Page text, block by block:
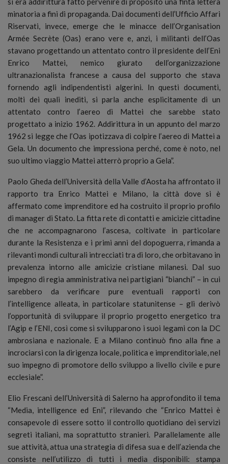
minatoria a fini di propaganda. Dai documenti dell’Ufficio Affari
Riservati, invece, emerge che le minacce dell’Organisation
Armée Secrète (Oas) erano vere e, anzi, i militanti dell’Oas
stavano progettando un attentato contro il presidente dell’Eni
Enrico Mattei, nemico giurato dell’organizzazione
ultranazionalista francese a causa del supporto che stava
fornendo agli indipendentisti algerini. In questi documenti,
molti dei quali inediti, si parla anche esplicitamente di un
attentato contro l’aereo di Mattei che sarebbe stato
progettato a inizio 1962. Addirittura in un appunto del marzo
1962 si legge che l’Oas ipotizzava di colpire l’aereo di Mattei a
Gela. Un documento che impressiona perché, come è noto, nel
suo ultimo viaggio Mattei atterrò proprio a Gela”.
Paolo Gheda dell’Università della Valle d’Aosta ha affrontato il
rapporto tra Enrico Mattei e Milano, la città dove si è
affermato come imprenditore ed ha costruito il proprio profilo
di manager di Stato. La fitta rete di contatti e amicizie cittadine
che ne accompagnarono l’ascesa, coltivate in particolare
durante la Resistenza e i primi anni del dopoguerra, rimanda a
rilevanti mondi culturali intrecciati tra di loro, che orbitavano in
prevalenza intorno alle amicizie cristiane milanesi. Dal suo
impegno di regia amministrativa nei partigiani “bianchi” – in cui
sarebbero da verificare pure eventuali rapporti con
l’intelligence alleata, in particolare statunitense – gli derivò
l’opportunità di sviluppare il proprio progetto energetico tra
l’Agip e l’ENI, così come si svilupparono i suoi legami con la DC
ambrosiana e nazionale. E a Milano continuò fino alla fine a
incrociarsi con la dirigenza locale, politica e imprenditoriale, nel
suo impegno di promotore dello sviluppo a livello civile e pure
ecclesiale”.
Elio Frescani dell’Università di Salerno ha approfondito il tema
“Media, intelligence ed Eni”, rilevando che “Enrico Mattei è
consapevole di essere sotto il controllo quotidiano dei servizi
segreti italiani, ma soprattutto stranieri. Parallelamente alle
sue attività, attua una strategia di difesa sua e dell’azienda che
consiste nell’utilizzo di tutti i media disponibili: stampa